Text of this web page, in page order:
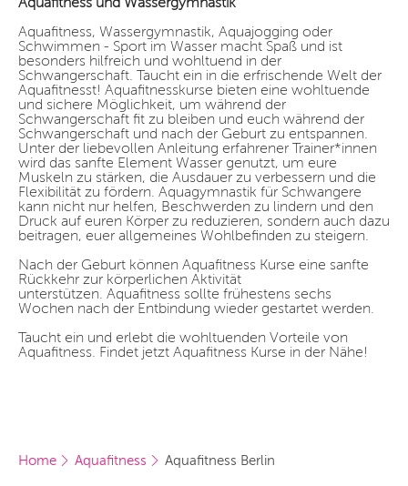
Aquafitness, Wassergymnastik, Aquajogging oder
Schwimmen - Sport im Wasser macht Spaß und ist
besonders hilfreich und wohltuend in der
Schwangerschaft. Taucht ein in die erfrischende Welt der
Aquafitnesst! Aquafitnesskurse bieten eine wohltuende
und sichere Möglichkeit, um während der
Schwangerschaft fit zu bleiben und euch während der
Schwangerschaft und nach der Geburt zu entspannen.
Unter der liebevollen Anleitung erfahrener Trainer*innen
wird das sanfte Element Wasser genutzt, um eure
Muskeln zu stärken, die Ausdauer zu verbessern und die
Flexibilität zu fördern. Aquagymnastik für Schwangere
kann nicht nur helfen, Beschwerden zu lindern und den
Druck auf euren Körper zu reduzieren, sondern auch dazu
beitragen, euer allgemeines Wohlbefinden zu steigern.
Nach der Geburt können Aquafitness Kurse eine sanfte
Rückkehr zur körperlichen Aktivität
unterstützen. Aquafitness sollte frühestens sechs
Wochen nach der Entbindung wieder gestartet werden.
Taucht ein und erlebt die wohltuenden Vorteile von
Aquafitness. Findet jetzt Aquafitness Kurse in der Nähe!
Home Aquafitness Aquafitness Berlin